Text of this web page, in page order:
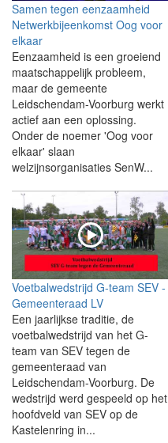
Samen tegen eenzaamheid
Netwerkbijeenkomst Oog voor
elkaar
Eenzaamheid is een groeiend
maatschappelijk probleem,
maar de gemeente
Leidschendam-Voorburg werkt
actief aan een oplossing.
Onder de noemer 'Oog voor
elkaar' slaan
welzijnsorganisaties SenW...
Voetbalwedstrijd G-team SEV -
Gemeenteraad LV
Een jaarlijkse traditie, de
voetbalwedstrijd van het G-
team van SEV tegen de
gemeenteraad van
Leidschendam-Voorburg. De
wedstrijd werd gespeeld op het
hoofdveld van SEV op de
Kastelenring in...